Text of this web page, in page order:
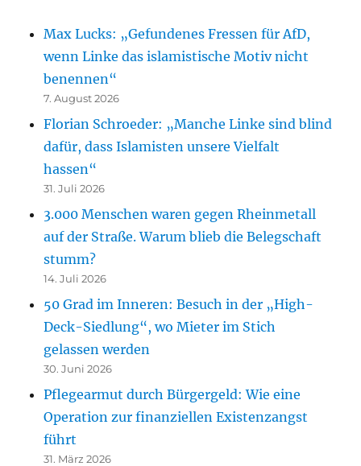
Max Lucks: „Gefundenes Fressen für AfD,
wenn Linke das islamistische Motiv nicht
benennen“
7. August 2026
Florian Schroeder: „Manche Linke sind blind
dafür, dass Islamisten unsere Vielfalt
hassen“
31. Juli 2026
3.000 Menschen waren gegen Rheinmetall
auf der Straße. Warum blieb die Belegschaft
stumm?
14. Juli 2026
50 Grad im Inneren: Besuch in der „High-
Deck-Siedlung“, wo Mieter im Stich
gelassen werden
30. Juni 2026
Pflegearmut durch Bürgergeld: Wie eine
Operation zur finanziellen Existenzangst
führt
31. März 2026